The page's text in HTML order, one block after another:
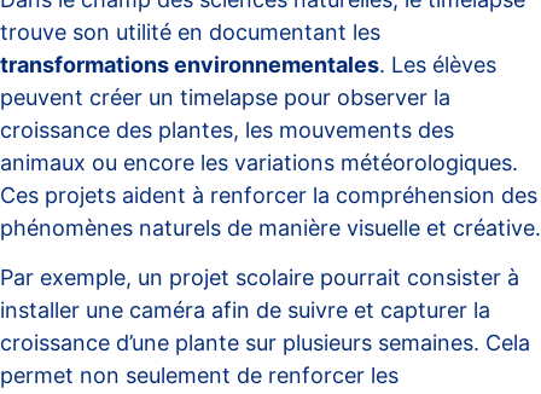
trouve son utilité en documentant les
transformations environnementales. Les élèves
peuvent créer un timelapse pour observer la
croissance des plantes, les mouvements des
animaux ou encore les variations météorologiques.
Ces projets aident à renforcer la compréhension des
phénomènes naturels de manière visuelle et créative.
Par exemple, un projet scolaire pourrait consister à
installer une caméra afin de suivre et capturer la
croissance d’une plante sur plusieurs semaines. Cela
permet non seulement de renforcer les